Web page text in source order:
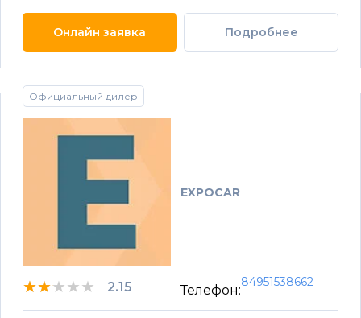
Онлайн заявка Подробнее
Официальный дилер
EXPOCAR
★★★★★
★★★★★
★★★★★ 2.15 Телефон:
84951538662